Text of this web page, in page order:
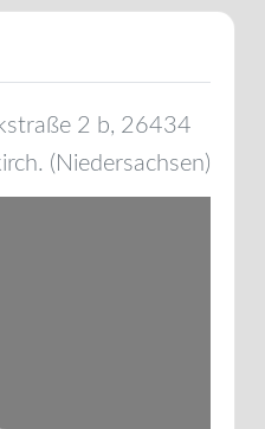
2 b, 26434
( Niedersachsen)